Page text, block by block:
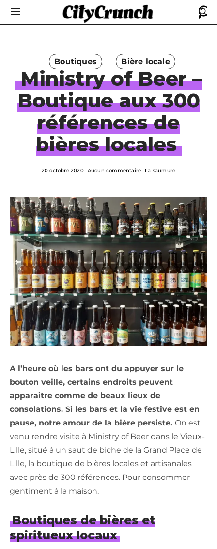
Boutiques Bière locale
Ministry of Beer –
Boutique aux 300
références de
bières locales
20 octobre 2020 Aucun commentaire La saumure
A l’heure où les bars ont du appuyer sur le
bouton veille, certains endroits peuvent
apparaitre comme de beaux lieux de
consolations. Si les bars et la vie festive est en
pause, notre amour de la bière persiste. On est
venu rendre visite à Ministry of Beer dans le Vieux-
Lille, situé à un saut de biche de la Grand Place de
Lille, la boutique de bières locales et artisanales
avec près de 300 références. Pour consommer
gentiment à la maison.
Boutiques de bières et
spiritueux locaux